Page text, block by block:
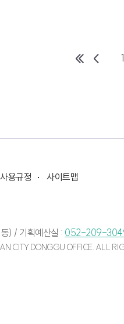
1
용규정 사이트맵
) / 기획예산실 : 052-209-
CITY DONGGU OFFICE. ALL